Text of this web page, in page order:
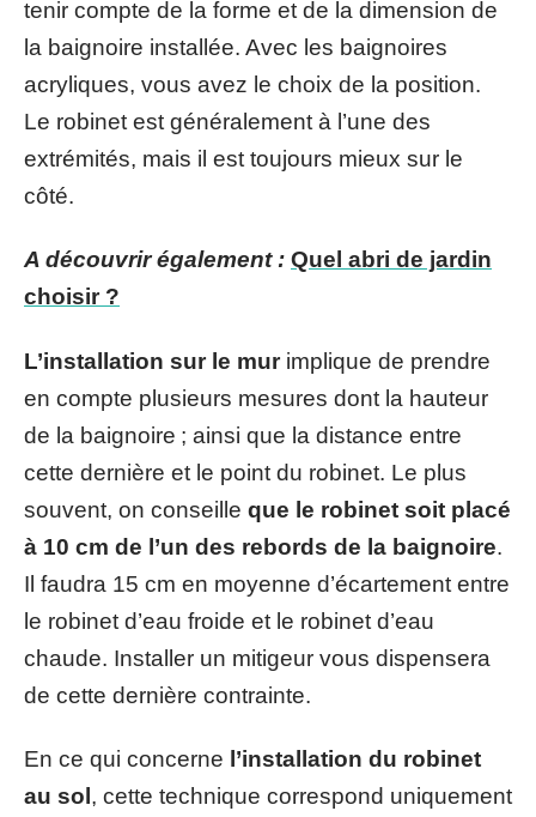
tenir compte de la forme et de la dimension de
la baignoire installée. Avec les baignoires
acryliques, vous avez le choix de la position.
Le robinet est généralement à l’une des
extrémités, mais il est toujours mieux sur le
côté.
A découvrir également : Quel abri de jardin
choisir ?
L’installation sur le murimplique de prendre
en compte plusieurs mesures dont la hauteur
de la baignoire ; ainsi que la distance entre
cette dernière et le point du robinet. Le plus
souvent, on conseille que le robinet soit placé
à 10 cm de l’un des rebords de la baignoire.
Il faudra 15 cm en moyenne d’écartement entre
le robinet d’eau froide et le robinet d’eau
chaude. Installer un mitigeur vous dispensera
de cette dernière contrainte.
En ce qui concerne l’installation du robinet
au sol , cette technique correspond uniquement